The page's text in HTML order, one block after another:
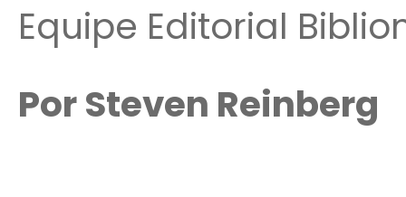
Equipe Editorial
Por Steven Reinberg